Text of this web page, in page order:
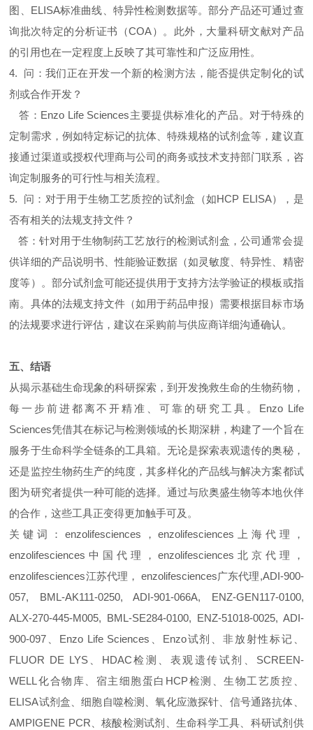
图、ELISA标准曲线、特异性检测数据等。部分产品还可通过查
询批次特定的分析证书（COA）。此外，大量科研文献对产品
的引用也在一定程度上反映了其可靠性和广泛应用性。
4. 问：我们正在开发一个新的检测方法，能否提供定制化的试
剂或合作开发？
答：Enzo Life Sciences主要提供标准化的产品。对于特殊的
定制需求，例如特定标记的抗体、特殊规格的试剂盒等，建议直
接通过渠道或授权代理商与公司的商务或技术支持部门联系，咨
询定制服务的可行性与相关流程。
5. 问：对于用于生物工艺质控的试剂盒（如HCP ELISA），是
否有相关的法规支持文件？
答：针对用于生物制药工艺放行的检测试剂盒，公司通常会提
供详细的产品说明书、性能验证数据（如灵敏度、特异性、精密
度等）。部分试剂盒可能还提供用于支持方法学验证的模板或指
南。具体的法规支持文件（如用于药品申报）需要根据目标市场
的法规要求进行评估，建议在采购前与供应商详细沟通确认。
五、结语
从揭示基础生命现象的科研探索，到开发挽救生命的生物药物，
每一步前进都离不开精准、可靠的研究工具。Enzo Life
Sciences凭借其在标记与检测领域的长期深耕，构建了一个旨在
服务于生命科学全链条的工具箱。无论是探索表观遗传的奥秘，
还是监控生物药生产的纯度，其多样化的产品线与解决方案都试
图为研究者提供一种可能的选择。通过与欣奥盛生物等本地伙伴
的合作，这些工具正变得更加触手可及。
关键词：enzolifesciences，enzolifesciences上海代理，
enzolifesciences中国代理，enzolifesciences北京代理，
enzolifesciences江苏代理， enzolifesciences广东代理,ADI-900-
057, BML-AK111-0250, ADI-901-066A, ENZ-GEN117-0100,
ALX-270-445-M005, BML-SE284-0100, ENZ-51018-0025, ADI-
900-097、Enzo Life Sciences、Enzo试剂、非放射性标记、
FLUOR DE LYS、HDAC检测、表观遗传试剂、SCREEN-
WELL化合物库、宿主细胞蛋白HCP检测、生物工艺质控、
ELISA试剂盒、细胞自噬检测、氧化应激探针、信号通路抗体、
AMPIGENE PCR、核酸检测试剂、生命科学工具、科研试剂供